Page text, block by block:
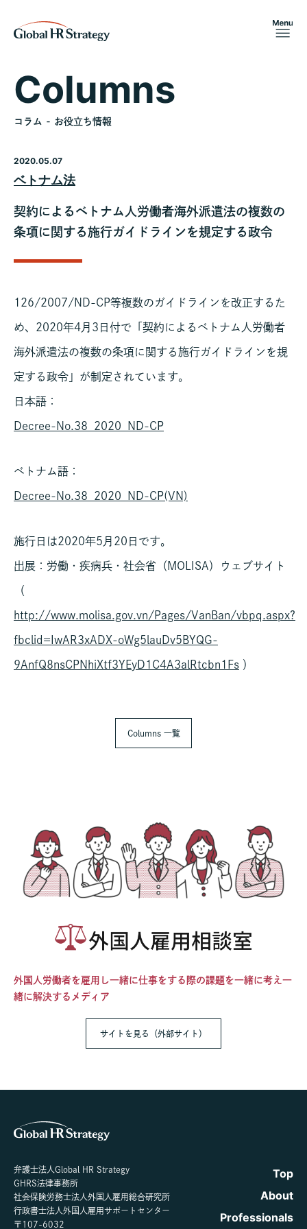
Columns
コラム - お役立ち情報
2020.05.07
ベトナム法
契約によるベトナム人労働者海外派遣法の複数の
条項に関する施行ガイドラインを規定する政令
126/2007/ND-CP等複数のガイドラインを改正するた
め、2020年4月3日付で「契約によるベトナム人労働者
海外派遣法の複数の条項に関する施行ガイドラインを規
定する政令」が制定されています。
日本語：
Decree-No.38_2020_ND-CP
ベトナム語：
Decree-No.38_2020_ND-CP(VN)
施行日は2020年5月20日です。
出展：労働・疾病兵・社会省（MOLISA）ウェブサイト
（
http://www.molisa.gov.vn/Pages/VanBan/vbpq.aspx?
fbclid=IwAR3xADX-oWg5lauDv5BYQG-
9AnfQ8nsCPNhiXtf3YEyD1C4A3alRtcbn1Fs ）
Columns 一覧
外国人労働者を雇用し一緒に仕事をする際の課題を一緒に考え一
緒に解決するメディア
サイトを見る（外部サイト）
弁護士法人Global HR Strategy
GHRS法律事務所
社会保険労務士法人外国人雇用総合研究所
行政書士法人外国人雇用サポートセンター
〒107-6032
Top
About
Professionals